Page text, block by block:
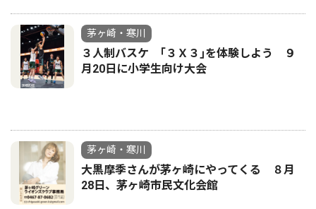
茅ヶ崎・寒川
３人制バスケ ｢３Ｘ３｣を体験しよう ９
月20日に小学生向け大会
茅ヶ崎・寒川
大黒摩季さんが茅ヶ崎にやってくる ８月
28日、茅ヶ崎市民文化会館